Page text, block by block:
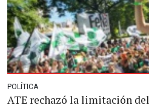
POLÍTICA
ATE rechazó la limitación